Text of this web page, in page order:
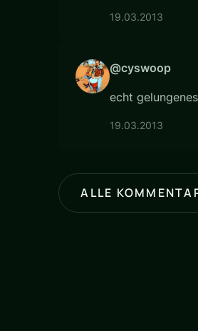
19.03.2013
@cyswoop
echt
19.03.2013
ALLE